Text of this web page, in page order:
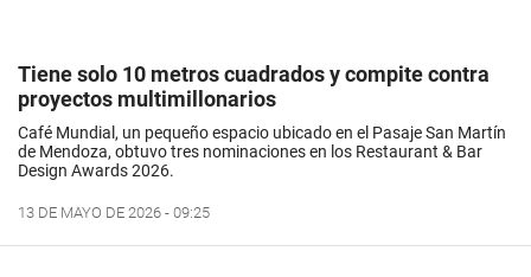
Tiene solo 10 metros cuadrados y compite contra
proyectos multimillonarios
Café Mundial, un pequeño espacio ubicado en el Pasaje San Martín
de Mendoza, obtuvo tres nominaciones en los Restaurant & Bar
Design Awards 2026.
13 DE MAYO DE 2026 - 09:25